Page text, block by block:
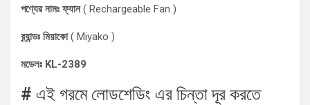
পণ্যের নামঃ ফ্যান( Rechargeable Fan )
ব্র্যান্ডঃ মিয়াকো( Miyako )
মডেলঃ KL-2389
# এই গরমে লোডশেডিং এর চিন্তা দূর করতে